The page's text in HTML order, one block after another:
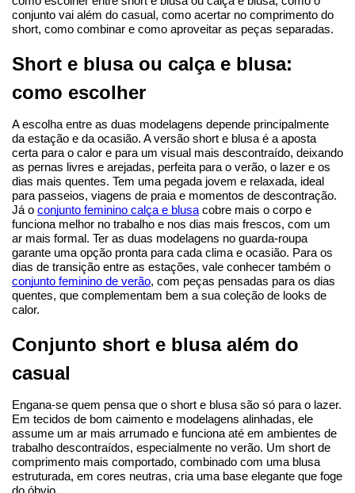
conjunto vai além do casual, como acertar no comprimento do
short, como combinar e como aproveitar as peças separadas.
Short e blusa ou calça e blusa:
como escolher
A escolha entre as duas modelagens depende principalmente
da estação e da ocasião. A versão short e blusa é a aposta
certa para o calor e para um visual mais descontraído, deixando
as pernas livres e arejadas, perfeita para o verão, o lazer e os
dias mais quentes. Tem uma pegada jovem e relaxada, ideal
para passeios, viagens de praia e momentos de descontração.
Já o conjunto feminino calça e blusa cobre mais o corpo e
funciona melhor no trabalho e nos dias mais frescos, com um
ar mais formal. Ter as duas modelagens no guarda-roupa
garante uma opção pronta para cada clima e ocasião. Para os
conjunto feminino de verão, com peças pensadas para os dias
quentes, que complementam bem a sua coleção de looks de
calor.
Conjunto short e blusa além do
casual
Engana-se quem pensa que o short e blusa são só para o lazer.
Em tecidos de bom caimento e modelagens alinhadas, ele
assume um ar mais arrumado e funciona até em ambientes de
trabalho descontraídos, especialmente no verão. Um short de
comprimento mais comportado, combinado com uma blusa
estruturada, em cores neutras, cria uma base elegante que foge